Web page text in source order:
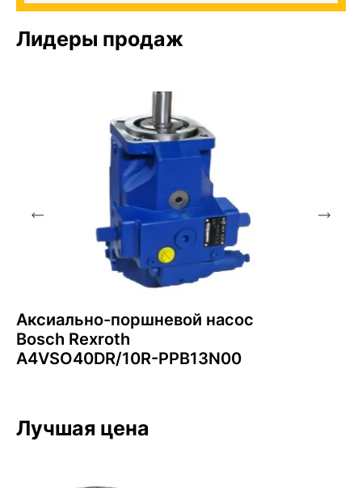
Лидеры продаж
Аксиально-поршневой насос
Bosch Rexroth
A4VSO40DR/10R-PPB13N00
Лучшая цена